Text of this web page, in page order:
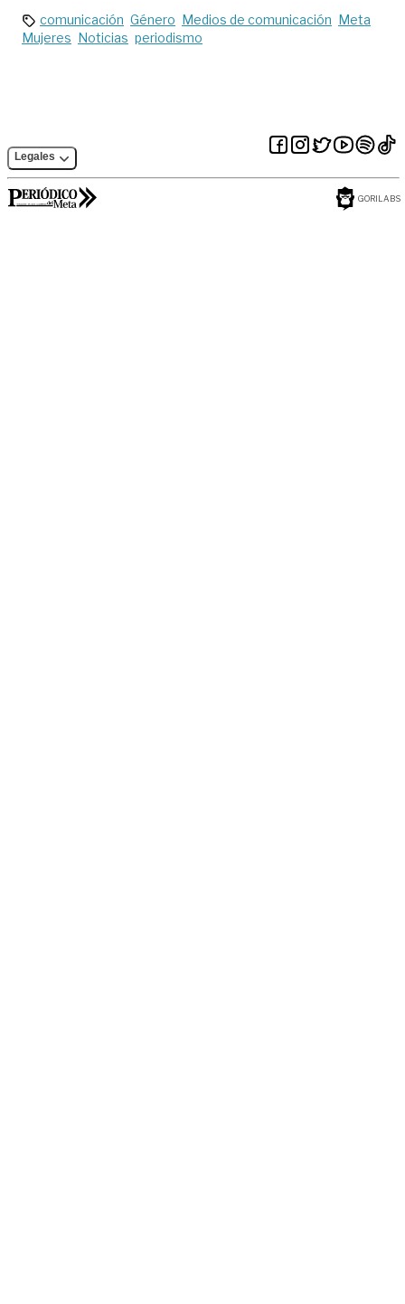
comunicación Género Medios de comunicación Meta
Mujeres Noticias periodismo
Legales
GORILABS